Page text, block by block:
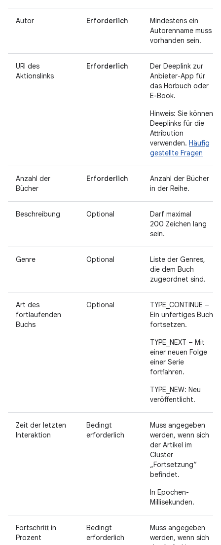
Autor Erforderlich
Mindestens ein
Autorenname muss
vorhanden sein.
URI des
Aktionslinks
Erforderlich
Der Deeplink zur
Anbieter-App für
das Hörbuch oder
E-Book.
Hinweis: Sie können
Deeplinks für die
Attribution
verwenden. Häufig
gestellte Fragen
Anzahl der
Bücher
Erforderlich
Anzahl der Bücher
in der Reihe.
Beschreibung Optional
Darf maximal
200 Zeichen lang
sein.
Genre Optional
Liste der Genres,
die dem Buch
zugeordnet sind.
Art des
fortlaufenden
Buchs
Optional
TYPE_CONTINUE –
Ein unfertiges Buch
fortsetzen.
TYPE_NEXT – Mit
einer neuen Folge
einer Serie
fortfahren.
TYPE_NEW: Neu
veröffentlicht.
Zeit der letzten
Interaktion
Bedingt
erforderlich
Muss angegeben
werden, wenn sich
der Artikel im
Cluster
„Fortsetzung“
befindet.
In Epochen-
Millisekunden.
Fortschritt in
Prozent
Bedingt
erforderlich
Muss angegeben
werden, wenn sich